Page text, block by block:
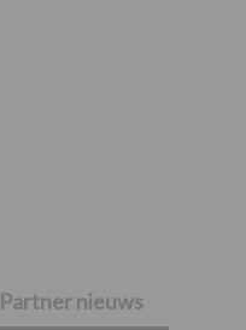
Partner nieuws